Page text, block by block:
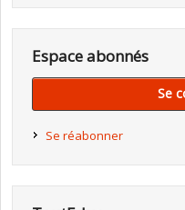
Espace abonnés
Se
Se réabonner